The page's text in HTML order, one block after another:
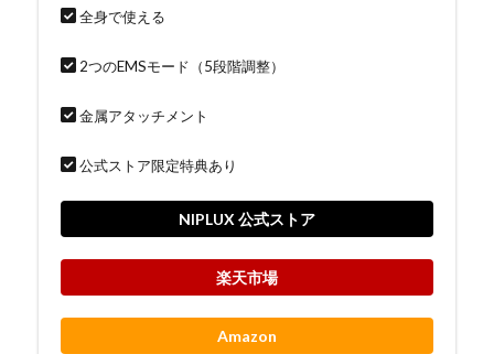
全身で使える
2つのEMSモード（5段階調整）
金属アタッチメント
公式ストア限定特典あり
NIPLUX 公式ストア
楽天市場
Amazon